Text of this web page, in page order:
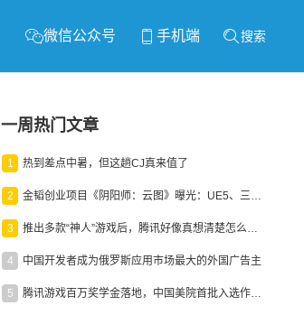
微信公众号 手机端 搜索
一周热门文章
1 热到差点中暑，但这趟CJ真来值了
2 金韬创业项目《阴阳师：云图》曝光：UE5、三端互通、ARPG
3 推出多款“神人”游戏后，腾讯好像真想清楚怎么做二次元了
4 中国开发者成为俄罗斯应用市场最大的外国广告主
5 腾讯游戏百万奖学金落地，中国美院首批入选作品获业内关注